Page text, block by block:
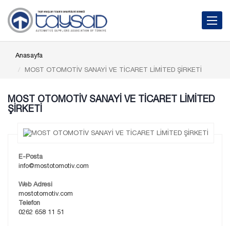
Toggle
Anasayfa
MOST OTOMOTİV SANAYİ VE TİCARET LİMİTED ŞİRKETİ
MOST OTOMOTİV SANAYİ VE TİCARET LİMİTED
ŞİRKETİ
E-Posta
info@mostotomotiv.com
Web Adresi
mostotomotiv.com
Telefon
0262 658 11 51